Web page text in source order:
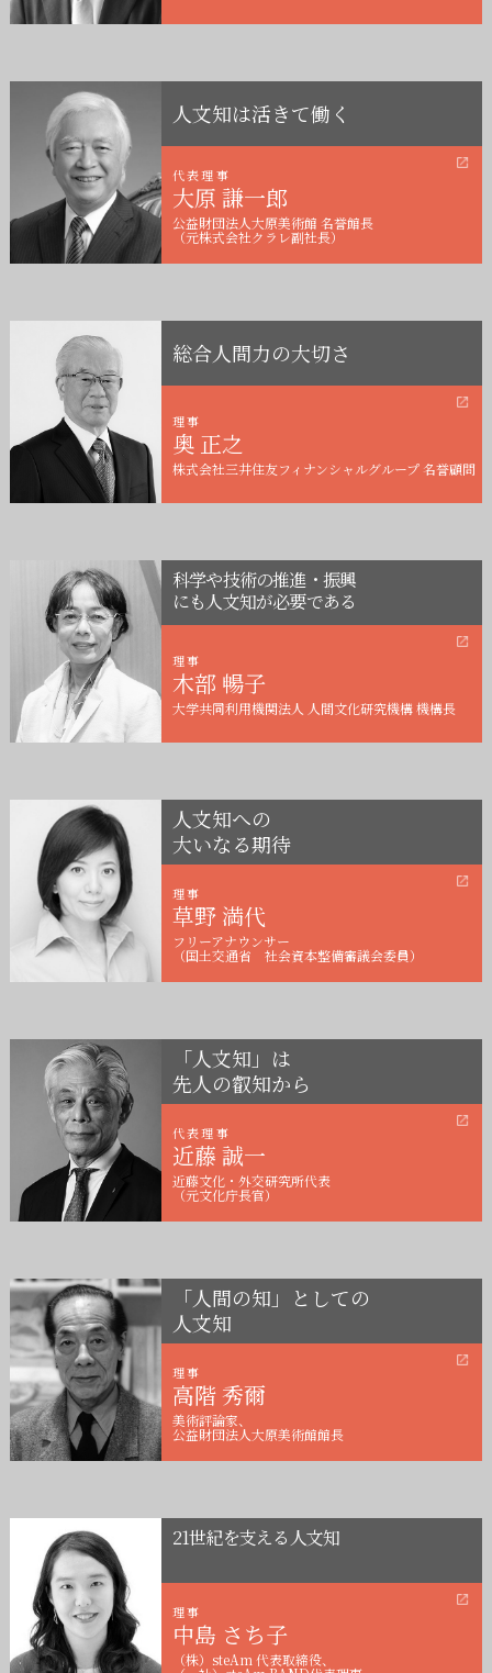
人文知は活きて働く
代表理事
大原 謙一郎
公益財団法人大原美術館 名誉館長
（元株式会社クラレ副社長）
総合人間力の大切さ
理事
奥 正之
株式会社三井住友フィナンシャルグループ 名誉顧問
科学や技術の推進・振興
にも人文知が必要である
理事
木部 暢子
大学共同利用機関法人 人間文化研究機構 機構長
人文知への
大いなる期待
理事
草野 満代
フリーアナウンサー
（国土交通省 社会資本整備審議会委員）
「人文知」は
先人の叡知から
代表理事
近藤 誠一
近藤文化・外交研究所代表
（元文化庁長官）
「人間の知」としての
人文知
理事
高階 秀爾
美術評論家、
公益財団法人大原美術館館長
21世紀を支える人文知
理事
中島 さち子
（株）steAm 代表取締役、